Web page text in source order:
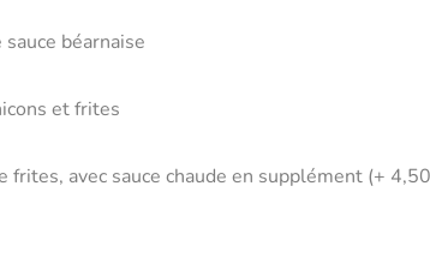
béarnaise
et frites
frites, avec sauce chaude en supplément (+